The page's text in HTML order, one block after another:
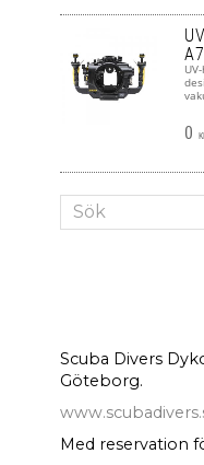
0
Scuba Divers
Göteborg.
Med reservation